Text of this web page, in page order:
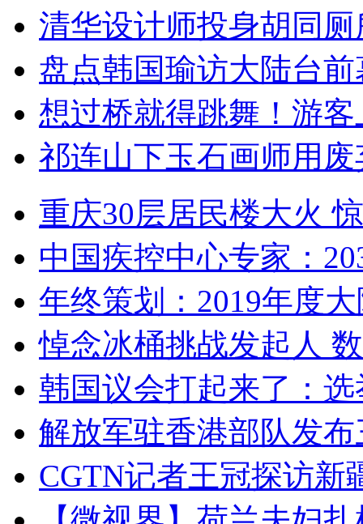
清华设计师投身胡同
盘点韩国瑜访大陆台
想过桥就得跳舞！游客
祁连山下玉石画师用
重庆30层居民楼大火
中国疾控中心专家：
年终策划：2019年度
悼念冰桶挑战发起人
韩国议会打起来了：
解放军驻香港部队发
CGTN记者王冠探访新